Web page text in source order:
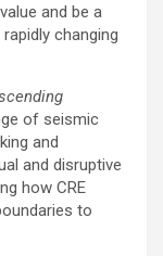
and be a
changing
of seismic
and
and disruptive
how CRE
to